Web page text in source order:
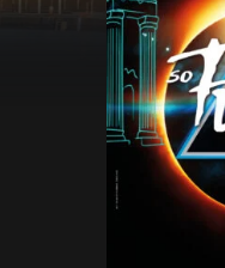
Rivaj Group traite votre
abonnement à la newsletter de
pouvez retirer votre
consultez notre politique de